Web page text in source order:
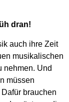
dran!
auch ihre Zeit
musikalischen
nehmen. Und
müssen
brauchen